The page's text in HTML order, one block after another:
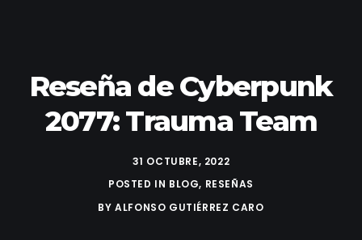
Reseña de Cyberpunk
2077: Trauma Team
31 OCTUBRE, 2022
POSTED IN BLOG, RESEÑAS
BYALFONSO GUTIÉRREZ CARO